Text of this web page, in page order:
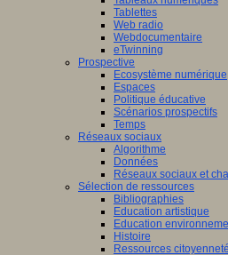
Tablettes
Web radio
Webdocumentaire
eTwinning
Prospective
Ecosystème numérique
Espaces
Politique éducative
Scénarios prospectifs
Temps
Réseaux sociaux
Algorithme
Données
Réseaux sociaux et
Sélection de ressources
Bibliographies
Education artistique
Education
Histoire
Ressources citoyenneté